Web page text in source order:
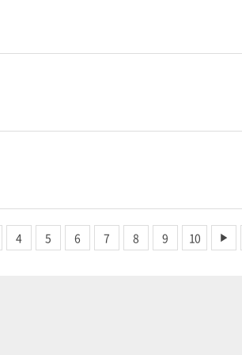
4 5 6 7 8 9 10 ▶